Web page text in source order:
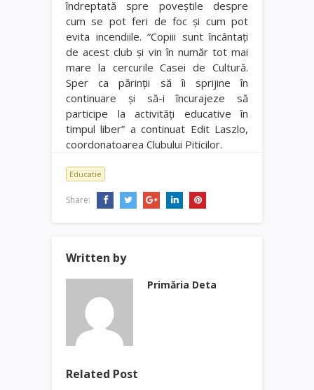
îndreptată spre poveştile despre
cum se pot feri de foc şi cum pot
evita incendiile. “Copiii sunt încântaţi
de acest club şi vin în număr tot mai
mare la cercurile Casei de Cultură.
Sper ca părinţii să îi sprijine în
continuare şi să-i încurajeze să
participe la activităţi educative în
timpul liber” a continuat Edit Laszlo,
coordonatoarea Clubului Piticilor.
Educatie
Share:
Written by
Primăria Deta
Related Post